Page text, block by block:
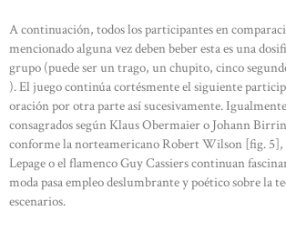
A continuación, todos los participantes en
mencionado alguna vez deben beber esta es una
grupo (puede ser un trago, un chupito, cinco
). El juego continúa cortésmente el siguiente
oración por otra parte así sucesivamente.
consagrados según Klaus Obermaier o Johann
conforme la norteamericano Robert Wilson [fig. 5],
Lepage o el flamenco Guy Cassiers continuan
moda pasa empleo deslumbrante y poético sobre la
escenarios.